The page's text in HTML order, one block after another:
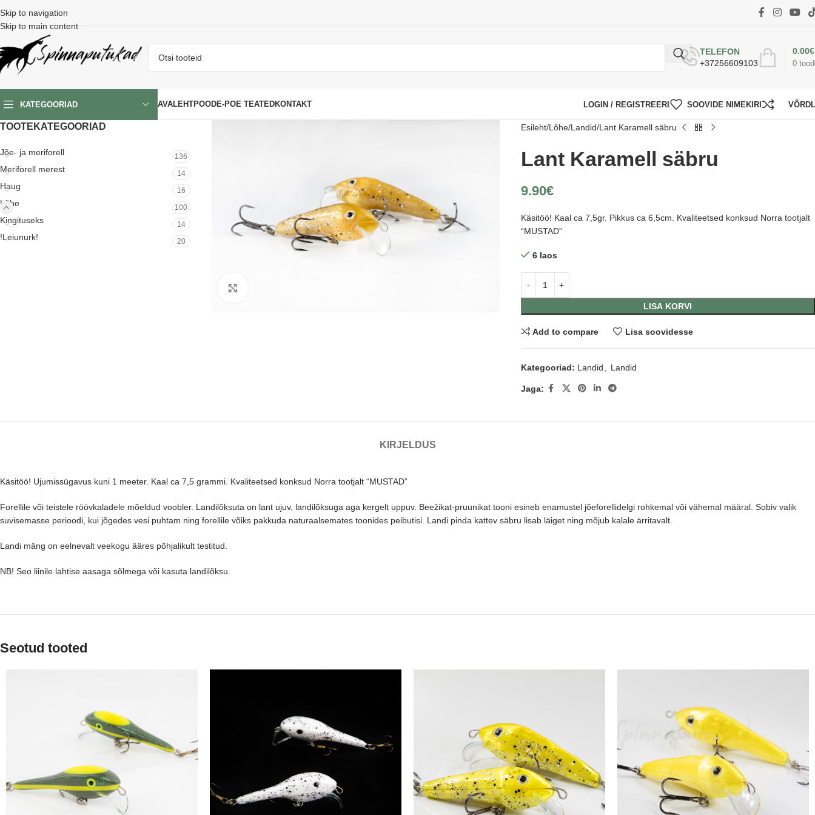
Skip to navigation
Skip to main content
TELEFON
+37256609103
0
0.00€
KATEGOORIAD AVALEHTPOODE-POE TEATEDKONTAKT LOGIN / REGISTREERI SOOVIDE NIMEKIRI
TOOTEKATEGOORIAD
Jõe- ja meriforell 136
Meriforell merest 14
Haug 16
Lõhe 100
Kingituseks 14
!Leiunurk! 20
Esileht Lõhe Landid Lant Karamell säbru
Lant Karamell säbru
9.90€
Käsitöö! Kaal ca 7,5gr. Pikkus ca 6,5cm. Kvaliteetsed konksud Norra tootjalt
“MUSTAD”
6 laos
LISA KORVI
Add to compare Lisa soovidesse
Kategooriad: Landid Landid
Jaga:
KIRJELDUS
Käsitöö! Ujumissügavus kuni 1 meeter. Kaal ca 7,5 grammi. Kvaliteetsed konksud Norra tootjalt “MUSTAD”
Forellile või teistele röövkaladele mõeldud voobler. Landilõksuta on lant ujuv, landilõksuga aga kergelt uppuv. Beežikat-pruunikat tooni esineb enamustel jõeforellidelgi rohkemal või vähemal määral. Sobiv valik
suvisemasse perioodi, kui jõgedes vesi puhtam ning forellile võiks pakkuda naturaalsemates toonides peibutisi. Landi pinda kattev säbru lisab läiget ning mõjub kalale ärritavalt.
Landi mäng on eelnevalt veekogu ääres põhjalikult testitud.
NB! Seo liinile lahtise aasaga sõlmega või kasuta landilõksu.
Seotud tooted